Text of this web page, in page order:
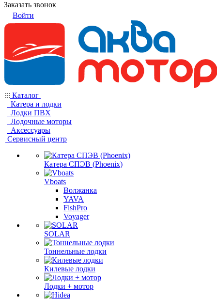
Заказать звонок
Войти
Каталог
Катера и лодки
Лодки ПВХ
Лодочные моторы
Аксессуары
Сервисный центр
Катера СПЭВ (Phoenix)
Vboats
Волжанка
YAVA
FishPro
Voyager
SOLAR
Тоннельные лодки
Килевые лодки
Лодки + мотор